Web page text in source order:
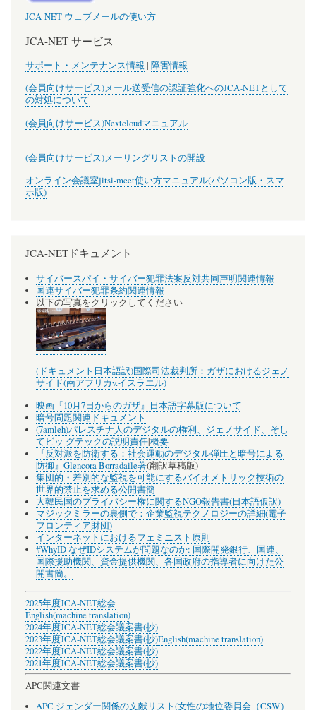
JCA-NET ウェブメールの使い方
JCA-NET サービス
サポート・メンテナンス情報 | 障害情報
(会員向けサービス)メール送受信の認証強化へのJCA-NETとして
の対処について
(会員向けサービス)Nextcloudマニュアル
(会員向けサービス)メーリングリストの開設
オンライン会議室jitsi-meet使い方マニュアル(パソコン版・スマ
ホ版)
JCA-NETドキュメント
サイバースパイ・サイバー犯罪法案反対共同声明関連情報
国連サイバー犯罪条約関連情報
以下の写真をクリックしてください
(ドキュメント日本語訳)国際司法裁判所：ガザにおけるジェノ
サイド(南アフリカv.イスラエル)
映画『10月7日からのガザ』日本語字幕版について
暗号問題関連ドキュメント
(7amleh)パレスチナ人のデジタルの権利、ジェノサイド、そし
てビッ グテックの説明責任|概要
『反対派を防衛する：社会運動のデジタル弾圧と暗号による
防御』Glencora Borradaile著(翻訳草稿版)
集団的・差別的な監視を可能にするバイオメトリック技術の
世界的禁止を求める公開書簡
大韓民国のプライバシー権に関するNGO報告書(日本語仮訳)
マジックミラーの裏側で：企業監視テクノロジーの詳細(電子
フロンティア財団)
インターネットにおけるフェミニスト原則
#WhyID なぜIDシステムが問題なのか: 国際開発銀行、国連、
国際援助機関、資金提供機関、各国政府の指導者に向けた公
開書簡。
2025年度JCA-NET総会
English(machine translation)
2024年度JCA-NET総会議案書(抄)
2023年度JCA-NET総会議案書(抄)English(machine translation)
2022年度JCA-NET総会議案書(抄)
2021年度JCA-NET総会議案書(抄)
APC関連文書
APC ジェンダー関係の文献リスト(女性の地位委員会（CSW）